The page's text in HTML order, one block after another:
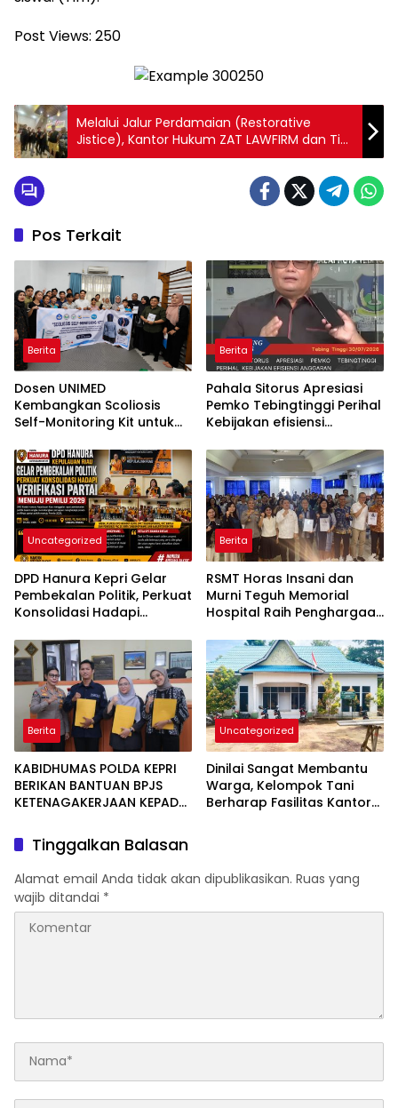
Post Views: 250
Melalui Jalur Perdamaian (Restorative
Jistice), Kantor Hukum ZAT LAWFIRM dan Tim
Berhasil Selesaikan Perkara Pengerusakan
Pos Terkait
Berita
Dosen UNIMED
Kembangkan Scoliosis
Self-Monitoring Kit untuk
Mandiri Pasien Scoliosis
Berita
Pahala Sitorus Apresiasi
Pemko Tebingtinggi Perihal
Kebijakan efisiensi
Uncategorized
DPD Hanura Kepri Gelar
Pembekalan Politik, Perkuat
Konsolidasi Hadapi
Pemilu 2029
Berita
RSMT Horas Insani dan
Murni Teguh Memorial
Hospital Raih Penghargaan
Awards Diamond Status
Berita
KABIDHUMAS POLDA KEPRI
BERIKAN BANTUAN BPJS
KETENAGAKERJAAN KEPADA
Uncategorized
Dinilai Sangat Membantu
Warga, Kelompok Tani
Berharap Fasilitas Kantor
Tinggalkan Balasan
Alamat email Anda tidak akan dipublikasikan. Ruas yang
wajib ditandai *